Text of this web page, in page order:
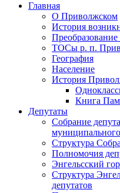
Главная
О Приволжском
История
ТОСы р. п.
География
Население
История
Книга
Депутаты
Собрание
Структура
Полномочия
Энгельсский
Структура
депутатов